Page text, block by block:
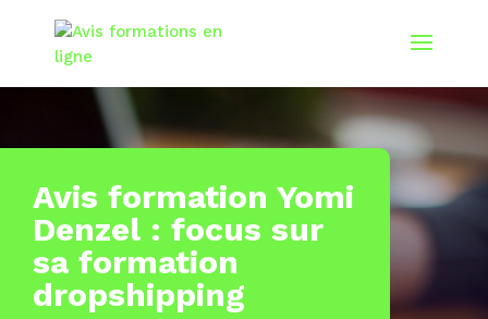
Avis formation Yomi
Denzel : focus sur
sa formation
dropshipping